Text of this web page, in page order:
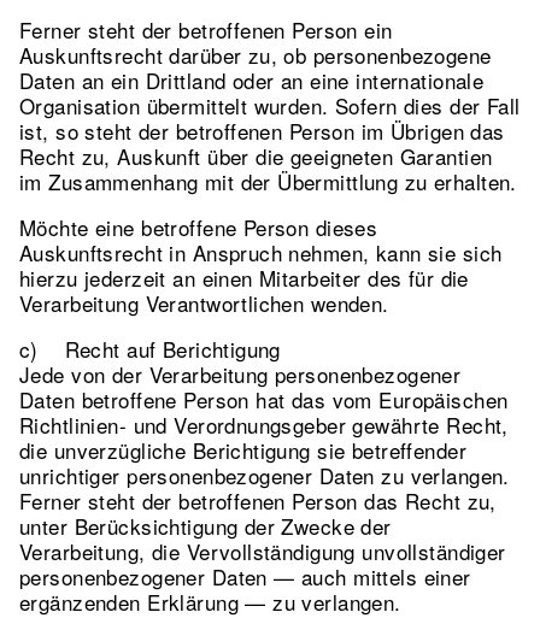
Ferner steht der betroffenen Person ein
Auskunftsrecht darüber zu, ob personenbezogene
Daten an ein Drittland oder an eine internationale
Organisation übermittelt wurden. Sofern dies der Fall
ist, so steht der betroffenen Person im Übrigen das
Recht zu, Auskunft über die geeigneten Garantien
im Zusammenhang mit der Übermittlung zu erhalten.
Möchte eine betroffene Person dieses
Auskunftsrecht in Anspruch nehmen, kann sie sich
hierzu jederzeit an einen Mitarbeiter des für die
Verarbeitung Verantwortlichen wenden.
c) Recht auf Berichtigung
Jede von der Verarbeitung personenbezogener
Daten betroffene Person hat das vom Europäischen
Richtlinien- und Verordnungsgeber gewährte Recht,
die unverzügliche Berichtigung sie betreffender
unrichtiger personenbezogener Daten zu verlangen.
Ferner steht der betroffenen Person das Recht zu,
unter Berücksichtigung der Zwecke der
Verarbeitung, die Vervollständigung unvollständiger
personenbezogener Daten — auch mittels einer
ergänzenden Erklärung — zu verlangen.